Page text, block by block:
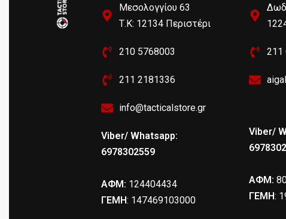
Μεσολογγίου 63
Τ.Κ: 12134 Περιστέρι
210 5768003
211 2181336
info@tacticalstore.gr
Viber/ Whatsapp:
6978302559
ΑΦΜ: 124404434
ΓΕΜΗ: 147469103000
211
Viber/
ΑΦΜ:
ΓΕΜΗ: